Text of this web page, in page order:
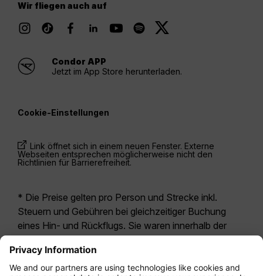
Wir fliegen auch auf
Condor APP
Jetzt im App Store herunterladen.
Cookie-Einstellungen
Link öffnet sich in einem neuen Fenster. Externe
Webseiten entsprechen möglicherweise nicht den
Richtlinien für Barrierefreiheit.
* Die Preise gelten pro Person und Strecke inkl.
Steuern und Gebühren bei gleichzeitiger Buchung
eines Hin- und Rückflugs. Sie waren innerhalb der
möglicherweise nicht mehr aktuell. Bei den für die
Economy Class angegebenen Tarifen handelt es